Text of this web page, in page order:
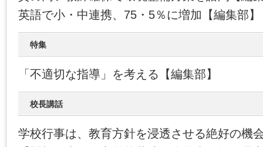
英語で小・中連携、75・5％に増加【編集部】
特集
「不適切な指導」を考える【編集部】
校長講話
学校行事は、教育方針を浸透させる絶好の機